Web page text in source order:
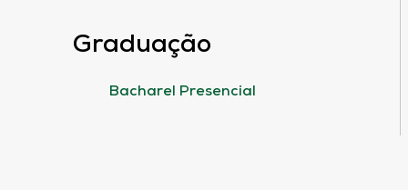
Graduação
Bacharel Presencial